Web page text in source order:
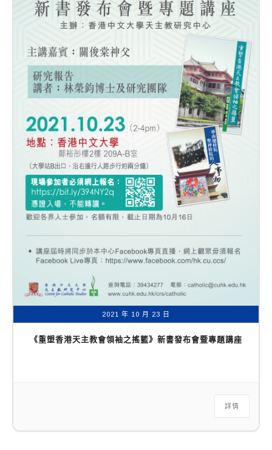
2021 年 10 月 23 日
《重塑香港天主教會領袖之搖籃》新書發布會暨專題講座
詳情